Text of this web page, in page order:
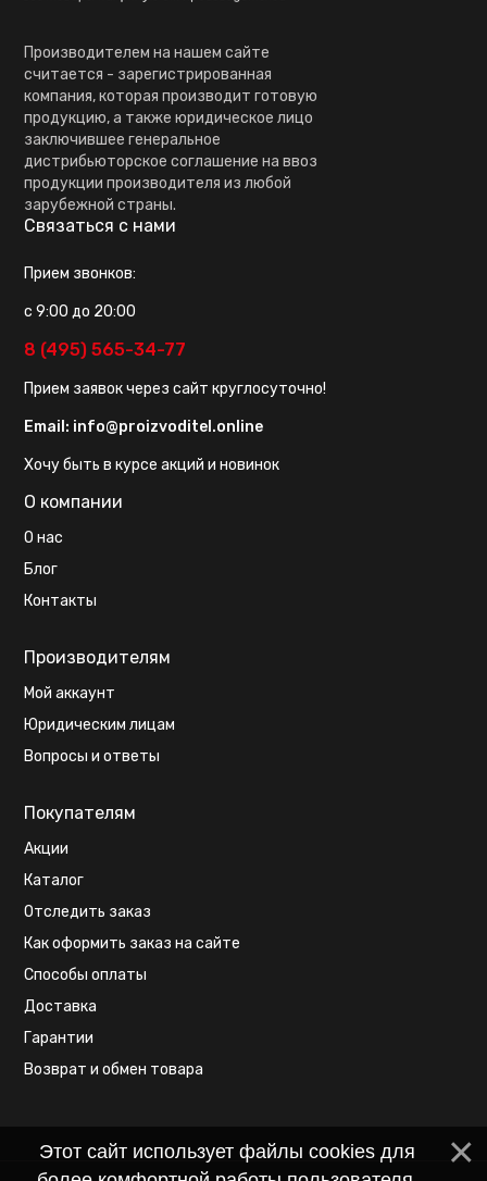
Производителем на нашем сайте
считается - зарегистрированная
компания, которая производит готовую
продукцию, а также юридическое лицо
заключившее генеральное
дистрибьюторское соглашение на ввоз
продукции производителя из любой
зарубежной страны.
Связаться с нами
Прием звонков:
с 9:00 до 20:00
8 (495) 565-34-77
Прием заявок через сайт круглосуточно!
Email: info@proizvoditel.online
Хочу быть в курсе акций и новинок
О компании
О нас
Блог
Контакты
Производителям
Мой аккаунт
Юридическим лицам
Вопросы и ответы
Покупателям
Акции
Каталог
Отследить заказ
Как оформить заказ на сайте
Способы оплаты
Доставка
Гарантии
Возврат и обмен товара
Этот сайт использует файлы cookies для